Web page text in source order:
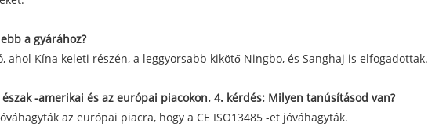
a gyárához?
Kína keleti részén, a leggyorsabb kikötő Ningbo, és Sanghaj is elfogadottak.
-amerikai és az európai piacokon. 4. kérdés: Milyen tanúsításod van?
az európai piacra, hogy a CE ISO13485 -et jóváhagyták.